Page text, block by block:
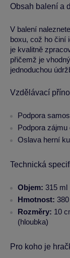
Obsah balení a
V balení
boxu, což ho činí
je kvalitně
přičemž je
jednoduchou
Vzdělávací
Podpora
Podpora
Oslava herní
Technická
Objem: 315 ml
Hmotnost:
Rozměry: 10
(hloubka)
Pro koho je